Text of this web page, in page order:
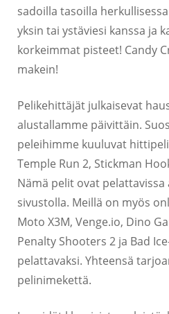
sadoilla tasoilla
yksin tai ystäviesi kanssa ja
korkeimmat pisteet! Candy
makein!
Pelikehittäjät julkaisevat
alustallamme päivittäin.
peleihimme kuuluvat
Temple Run 2, Stickman
Nämä pelit ovat pelattavissa
sivustolla. Meillä on myös
Moto X3M, Venge.io, Dino
Penalty Shooters 2 ja Bad
pelattavaksi. Yhteensä
pelinimekettä.